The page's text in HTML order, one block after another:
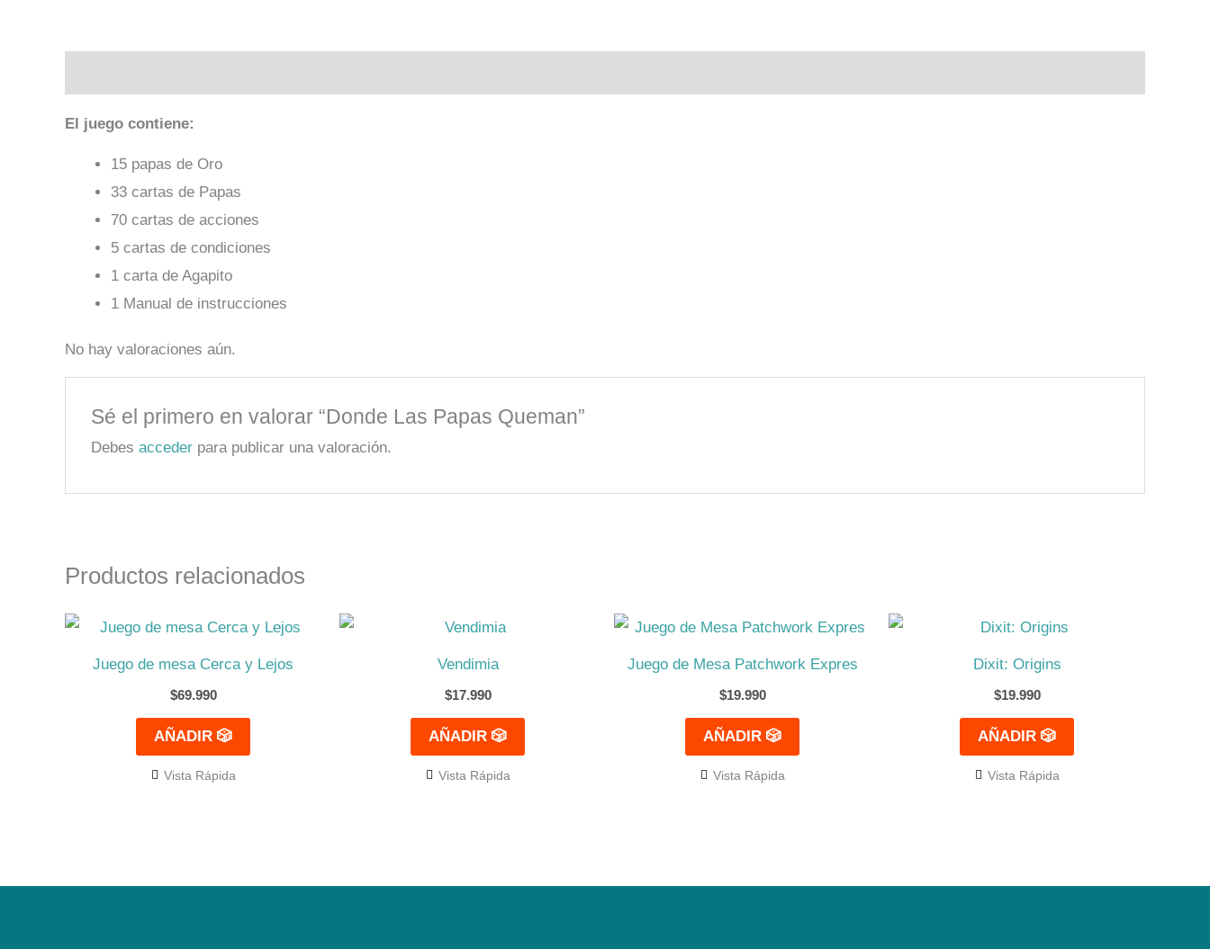
El juego contiene:
15 papas de Oro
33 cartas de Papas
70 cartas de acciones
5 cartas de condiciones
1 carta de Agapito
1 Manual de instrucciones
No hay valoraciones aún.
Sé el primero en valorar “Donde Las Papas Queman”
Debesacceder para publicar una valoración.
Productos relacionados
Juego de mesa Cerca y Lejos
$69.990
AÑADIR 🎲
Vista Rápida
Vendimia
$17.990
AÑADIR 🎲
Vista Rápida
Juego de Mesa Patchwork Expres
$19.990
AÑADIR 🎲
Vista Rápida
Dixit: Origins
$19.990
AÑADIR 🎲
Vista Rápida